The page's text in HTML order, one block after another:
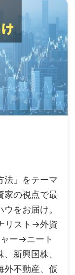
法」をテーマ
家の視点で最
をお届け。
リスト→外資
ー→ニート
新興国株、
外不動産、仮